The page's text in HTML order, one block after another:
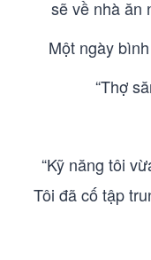
sẽ về nhà ăn
Một ngày
“Thợ
“Kỹ năng tôi
Tôi đã cố tập